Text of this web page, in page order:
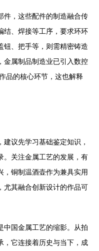
件，这些配件的制造融合传
结、焊接等工序，要求环环
钮、把手等，则需精密铸造
金属制品制造业已引入数控
品的核心环节，这也解释
议先学习基础鉴定知识，
。关注金属工艺的发展，有
，铜制温酒壶作为兼具实用
尤其融合创新设计的作品可
中国金属工艺的缩影。从拍
，它连接着历史与当下，成